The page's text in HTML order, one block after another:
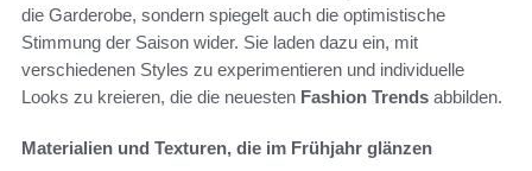
die Garderobe, sondern spiegelt auch die optimistische
Stimmung der Saison wider. Sie laden dazu ein, mit
verschiedenen Styles zu experimentieren und individuelle
Looks zu kreieren, die die neuesten Fashion Trends abbilden.
Materialien und Texturen, die im Frühjahr glänzen